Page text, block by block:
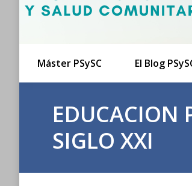
Máster PSySC El Blog
EDUCACION
SIGLO XXI